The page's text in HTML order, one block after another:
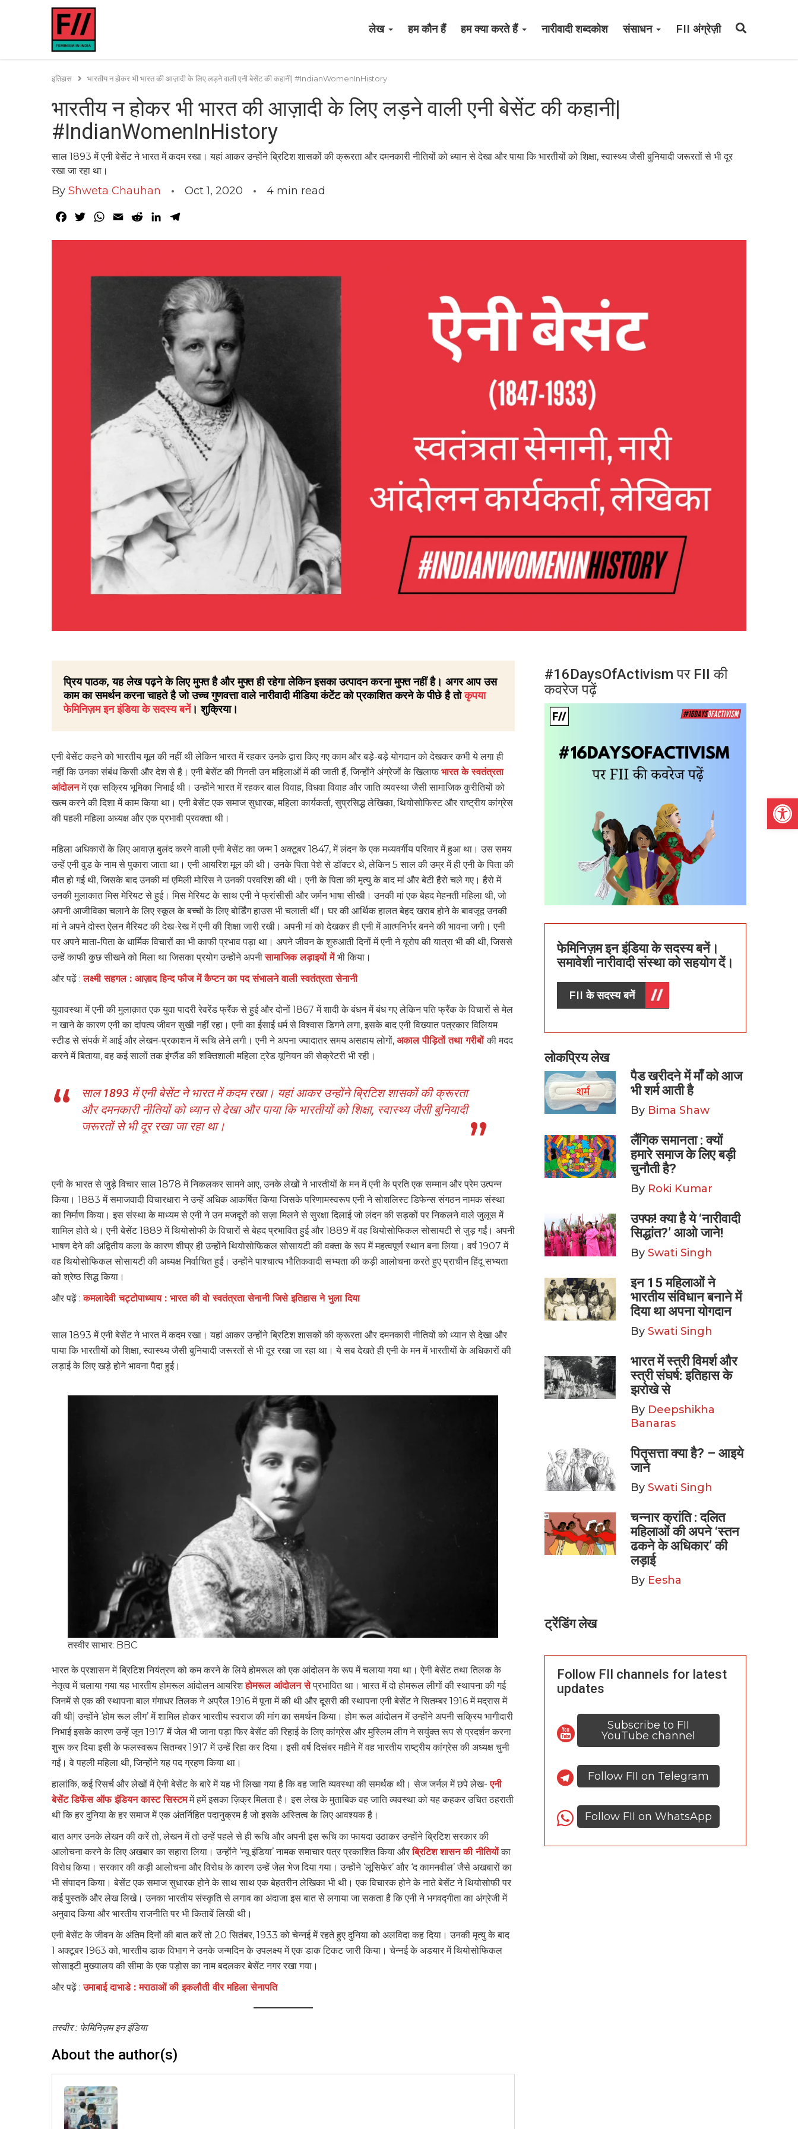
लेख हम कौन हैं हम क्या करते हैं नारीवादी शब्दकोश संसाधन FII अंग्रेज़ी
इतिहास भारतीय न होकर भी भारत की आज़ादी के लिए लड़ने वाली एनी बेसेंट की कहानी| #IndianWomenInHistory
भारतीय न होकर भी भारत की आज़ादी के लिए लड़ने वाली एनी बेसेंट की कहानी|
#IndianWomenInHistory
साल 1893 में एनी बेसेंट ने भारत में कदम रखा। यहां आकर उन्होंने ब्रिटिश शासकों की क्रूरता और दमनकारी नीतियों को ध्यान से देखा और पाया कि भारतीयों को शिक्षा, स्वास्थ्य जैसी बुनियादी जरूरतों से भी दूर
रखा जा रहा था।
By Shweta Chauhan Oct 1, 2020 4 min read
Facebook
TwitterWhatsApp
Email RedditLinkedIn
प्रिय पाठक, यह लेख पढ़ने के लिए मुफ्त है और मुफ्त ही रहेगा लेकिन इसका उत्पादन करना मुफ्त नहीं है। अगर आप उस
काम का समर्थन करना चाहते है जो उच्च गुणवत्ता वाले नारीवादी मीडिया कंटेंट को प्रकाशित करने के पीछे है तोकृपया
फेमिनिज़म इन इंडिया के सदस्य बनें। शुक्रिया।
एनी बेसेंट कहने को भारतीय मूल की नहीं थी लेकिन भारत में रहकर उनके द्वारा किए गए काम और बड़े-बड़े योगदान को देखकर कभी ये लगा ही
नहीं कि उनका संबंध किसी और देश से है। एनी बेसेंट की गिनती उन महिलाओं में की जाती हैं, जिन्होंने अंग्रेजों के खिलाफ भारत के स्वतंत्रता
आंदोलनमें एक सक्रिय भूमिका निभाई थी। उन्होंने भारत में रहकर बाल विवाह, विधवा विवाह और जाति व्यवस्था जैसी सामाजिक कुरीतियों को
खत्म करने की दिशा में काम किया था। एनी बेसेंट एक समाज सुधारक, महिला कार्यकर्ता, सुप्रसिद्ध लेखिका, थियोसोफिस्ट और राष्ट्रीय कांग्रेस
की पहली महिला अध्यक्ष और एक प्रभावी प्रवक्ता थी।
महिला अधिकारों के लिए आवाज़ बुलंद करने वाली एनी बेसेंट का जन्म 1 अक्टूबर 1847, में लंदन के एक मध्यवर्गीय परिवार में हुआ था। उस समय
उन्हें एनी वुड के नाम से पुकारा जाता था। एनी आयरिश मूल की थी। उनके पिता पेशे से डॉक्टर थे, लेकिन 5 साल की उम्र में ही एनी के पिता की
मौत हो गई थी, जिसके बाद उनकी मां एमिली मोरिस ने उनकी परवरिश की थी। एनी के पिता की मृत्यु के बाद मां और बेटी हैरो चले गए। हैरो में
उनकी मुलाकात मिस मेरियट से हुई। मिस मेरियट के साथ एनी ने फ्रांसीसी और जर्मन भाषा सीखी। उनकी मां एक बेहद मेहनती महिला थी, जो
अपनी आजीविका चलाने के लिए स्कूल के बच्चों के लिए बोर्डिंग हाउस भी चलाती थीं। घर की आर्थिक हालत बेहद खराब होने के बावजूद उनकी
मां ने अपने दोस्त ऐलन मैरियट की देख-रेख में एनी की शिक्षा जारी रखी। अपनी मां को देखकर ही एनी में आत्मनिर्भर बनने की भावना जगी। एनी
पर अपने माता-पिता के धार्मिक विचारों का भी काफी प्रभाव पड़ा था। अपने जीवन के शुरुआती दिनों में एनी ने यूरोप की यात्रा भी की थी, जिससे
उन्हें काफी कुछ सीखने को मिला था जिसका प्रयोग उन्होंने अपनीसामाजिक लड़ाइयों में भी किया।
और पढ़ें :लक्ष्मी सहगल : आज़ाद हिन्द फौज में कैप्टन का पद संभालने वाली स्वतंत्रता सेनानी
युवावस्था में एनी की मुलाक़ात एक युवा पादरी रेवरेंड फ्रैंक से हुई और दोनों 1867 में शादी के बंधन में बंध गए लेकिन पति फ्रैंक के विचारों से मेल
न खाने के कारण एनी का दांपत्य जीवन सुखी नहीं रहा। एनी का ईसाई धर्म से विश्वास डिगने लगा, इसके बाद एनी विख्यात पत्रकार विलियम
स्टीड से संपर्क में आई और लेखन-प्रकाशन में रूचि लेने लगी। एनी ने अपना ज्यादातर समय असहाय लोगों, अकाल पीड़ितों तथा गरीबोंकी मदद
करने में बिताया, वह कई सालों तक इंग्लैंड की शक्तिशाली महिला ट्रेड यूनियन की सेक्रेटरी भी रही।
साल 1893 में एनी बेसेंट ने भारत में कदम रखा। यहां आकर उन्होंने ब्रिटिश शासकों की क्रूरता
और दमनकारी नीतियों को ध्यान से देखा और पाया कि भारतीयों को शिक्षा, स्वास्थ्य जैसी बुनियादी
जरूरतों से भी दूर रखा जा रहा था।
एनी के भारत से जुड़े विचार साल 1878 में निकलकर सामने आए, उनके लेखों ने भारतीयों के मन में एनी के प्रति एक सम्मान और प्रेम उत्पन्न
किया। 1883 में समाजवादी विचारधारा ने उन्हें अधिक आकर्षित किया जिसके परिणामस्वरूप एनी ने सोशलिस्ट डिफेन्स संगठन नामक संस्था
का निर्माण किया। इस संस्था के माध्यम से एनी ने उन मजदूरों को सज़ा मिलने से सुरक्षा दिलाई जो लंदन की सड़कों पर निकलने वाले जुलूस में
शामिल होते थे। एनी बेसेंट 1889 में थियोसोफी के विचारों से बेहद प्रभावित हुई और 1889 में वह थियोसोफिकल सोसायटी से जुड़ गईं। अपनी
भाषण देने की अद्वितीय कला के कारण शीघ्र ही उन्होंने थियोसोफिकल सोसायटी की वक्ता के रूप में महत्वपूर्ण स्थान बना लिया। वर्ष 1907 में
वह थियोसोफिकल सोसायटी की अध्यक्ष निर्वाचित हुईं। उन्होंने पाश्चात्य भौतिकवादी सभ्यता की कड़ी आलोचना करते हुए प्राचीन हिंदू सभ्यता
को श्रेष्ठ सिद्ध किया।
और पढ़ें :कमलादेवी चट्टोपाध्याय : भारत की वो स्वतंत्रता सेनानी जिसे इतिहास ने भुला दिया
साल 1893 में एनी बेसेंट ने भारत में कदम रखा। यहां आकर उन्होंने ब्रिटिश शासकों की क्रूरता और दमनकारी नीतियों को ध्यान से देखा और
पाया कि भारतीयों को शिक्षा, स्वास्थ्य जैसी बुनियादी जरूरतों से भी दूर रखा जा रहा था। ये सब देखते ही एनी के मन में भारतीयों के अधिकारों की
लड़ाई के लिए खड़े होने भावना पैदा हुई।
तस्वीर साभार: BBC
भारत के प्रशासन में ब्रिटिश नियंत्रण को कम करने के लिये होमरूल को एक आंदोलन के रूप में चलाया गया था। ऐनी बेसेंट तथा तिलक के
नेतृत्व में चलाया गया यह भारतीय होमरूल आंदोलन आयरिशहोमरूल आंदोलन सेप्रभावित था। भारत में दो होमरूल लीगों की स्थापना की गई
जिनमें से एक की स्थापना बाल गंगाधर तिलक ने अप्रैल 1916 में पूना में की थी और दूसरी की स्थापना एनी बेसेंट ने सितम्बर 1916 में मद्रास में
की थी| उन्होंने ‘होम रूल लीग’ में शामिल होकर भारतीय स्वराज की मांग का समर्थन किया। होम रूल आंदोलन में उन्होंने अपनी सक्रिय भागीदारी
निभाई इसके कारण उन्हें जून 1917 में जेल भी जाना पड़ा फिर बेसेंट की रिहाई के लिए कांग्रेस और मुस्लिम लीग ने सयुंक्त रूप से प्रदर्शन करना
शुरू कर दिया इसी के फलस्वरूप सितम्बर 1917 में उन्हें रिहा कर दिया। इसी वर्ष दिसंबर महीने में वह भारतीय राष्ट्रीय कांग्रेस की अध्यक्ष चुनी
गईं। वे पहली महिला थी, जिन्होंने यह पद ग्रहण किया था।
हालांकि, कई रिसर्च और लेखों में ऐनी बेसेंट के बारे में यह भी लिखा गया है कि वह जाति व्यवस्था की समर्थक थी। सेज जर्नल में छपे लेख-एनी
बेसेंट डिफेंस ऑफ इंडियन कास्ट सिस्टममें हमें इसका ज़िक्र मिलता है। इस लेख के मुताबिक वह जाति व्यवस्था को यह कहकर उचित ठहराती
थी कि हर दुनिया के हर समाज में एक अंतर्निहित पदानुक्रम है जो इसके अस्तित्व के लिए आवश्यक है।
बात अगर उनके लेखन की करें तो, लेखन में तो उन्हें पहले से ही रूचि और अपनी इस रूचि का फायदा उठाकर उन्होंने ब्रिटिश सरकार की
आलोचना करने के लिए अखबार का सहारा लिया। उन्होंने ‘न्यू इंडिया’ नामक समाचार पत्र प्रकाशित किया औरब्रिटिश शासन की नीतियोंका
विरोध किया। सरकार की कड़ी आलोचना और विरोध के कारण उन्हें जेल भेज दिया गया। उन्होंने ‘लूसिफेर’ और ‘द कामनवील’ जैसे अखबारों का
भी संपादन किया। बेसेंट एक समाज सुधारक होने के साथ साथ एक बेहतरीन लेखिका भी थी। एक विचारक होने के नाते बेसेंट ने थियोसोफी पर
कई पुस्तकें और लेख लिखे। उनका भारतीय संस्कृति से लगाव का अंदाजा इस बात से लगाया जा सकता है कि एनी ने भगवद्गीता का अंग्रेजी में
अनुवाद किया और भारतीय राजनीति पर भी किताबें लिखी थी।
एनी बेसेंट के जीवन के अंतिम दिनों की बात करें तो 20 सितंबर, 1933 को चेन्नई में रहते हुए दुनिया को अलविदा कह दिया। उनकी मृत्यु के बाद
1 अक्टूबर 1963 को, भारतीय डाक विभाग ने उनके जन्मदिन के उपलक्ष्य में एक डाक टिकट जारी किया। चेन्नई के अडयार में थियोसोफिकल
सोसाइटी मुख्यालय की सीमा के एक पड़ोस का नाम बदलकर बेसेंट नगर रखा गया।
और पढ़ें :उमाबाई दाभाडे : मराठाओं की इकलौती वीर महिला सेनापति
तस्वीर : फेमिनिज़म इन इंडिया
About the author(s)
#16DaysOfActivism पर FII की
कवरेज पढ़ें
फेमिनिज़म इन इंडिया के सदस्य बनें।
समावेशी नारीवादी संस्था को सहयोग दें।
FII के सदस्य बनें
लोकप्रिय लेख
पैड खरीदने में माँ को आज
भी शर्म आती है
By Bima Shaw
लैंगिक समानता : क्यों
हमारे समाज के लिए बड़ी
चुनौती है?
By Roki Kumar
उफ्फ! क्या है ये ‘नारीवादी
सिद्धांत?’ आओ जाने!
By Swati Singh
इन 15 महिलाओं ने
भारतीय संविधान बनाने में
दिया था अपना योगदान
By Swati Singh
भारत में स्त्री विमर्श और
स्त्री संघर्ष: इतिहास के
झरोखे से
By Deepshikha
Banaras
पितृसत्ता क्या है? – आइये
जाने
By Swati Singh
चन्नार क्रांति : दलित
महिलाओं की अपने ‘स्तन
ढकने के अधिकार’ की
लड़ाई
By Eesha
ट्रेंडिंग लेख
Follow FII channels for latest
updates
Subscribe to FII
YouTube channel
Follow FII on Telegram
Follow FII on WhatsApp